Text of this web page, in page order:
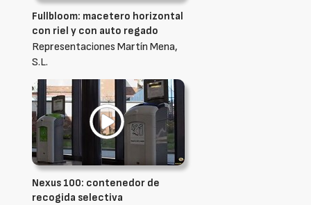
Fullbloom: macetero horizontal
con riel y con auto regado
Representaciones Martín Mena,
S.L.
Nexus 100: contenedor de
recogida selectiva